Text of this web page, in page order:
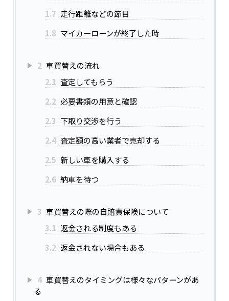
1.7 走行距離などの節目
1.8 マイカーローンが終了した時
2 車買替えの流れ
2.1 査定してもらう
2.2 必要書類の用意と確認
2.3 下取り交渉を行う
2.4 査定額の高い業者で売却する
2.5 新しい車を購入する
2.6 納車を待つ
3 車買替えの際の自賠責保険について
3.1 返金される制度もある
3.2 返金されない場合もある
4 車買替えのタイミングは様々なパターンがあ
る